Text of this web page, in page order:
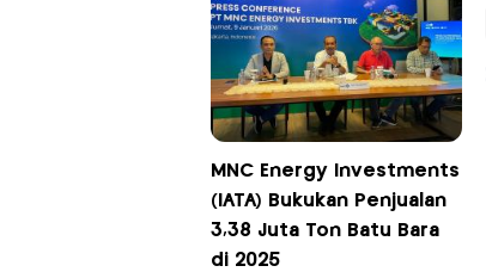
MNC Energy Investments
(IATA) Bukukan Penjualan
3,38 Juta Ton Batu Bara
di 2025